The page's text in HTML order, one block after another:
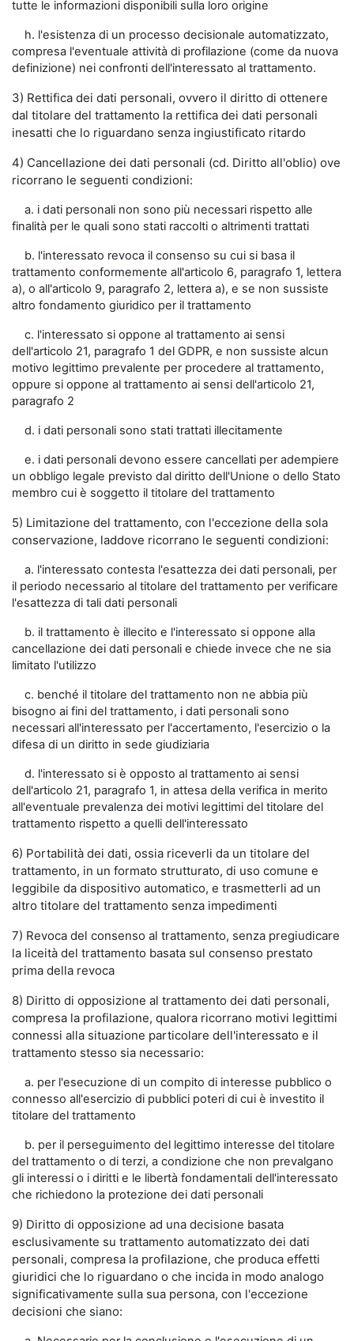
tutte le informazioni disponibili sulla loro origine
h. l'esistenza di un processo decisionale automatizzato,
compresa l'eventuale attività di profilazione (come da nuova
definizione) nei confronti dell'interessato al trattamento.
3) Rettifica dei dati personali, ovvero il diritto di ottenere
dal titolare del trattamento la rettifica dei dati personali
inesatti che lo riguardano senza ingiustificato ritardo
4) Cancellazione dei dati personali (cd. Diritto all'oblio) ove
ricorrano le seguenti condizioni:
a. i dati personali non sono più necessari rispetto alle
finalità per le quali sono stati raccolti o altrimenti trattati
b. l'interessato revoca il consenso su cui si basa il
trattamento conformemente all'articolo 6, paragrafo 1, lettera
a), o all'articolo 9, paragrafo 2, lettera a), e se non sussiste
altro fondamento giuridico per il trattamento
c. l'interessato si oppone al trattamento ai sensi
dell'articolo 21, paragrafo 1 del GDPR, e non sussiste alcun
motivo legittimo prevalente per procedere al trattamento,
oppure si oppone al trattamento ai sensi dell'articolo 21,
paragrafo 2
d. i dati personali sono stati trattati illecitamente
e. i dati personali devono essere cancellati per adempiere
un obbligo legale previsto dal diritto dell'Unione o dello Stato
membro cui è soggetto il titolare del trattamento
5) Limitazione del trattamento, con l'eccezione della sola
conservazione, laddove ricorrano le seguenti condizioni:
a. l'interessato contesta l'esattezza dei dati personali, per
il periodo necessario al titolare del trattamento per verificare
l'esattezza di tali dati personali
b. il trattamento è illecito e l'interessato si oppone alla
cancellazione dei dati personali e chiede invece che ne sia
limitato l'utilizzo
c. benché il titolare del trattamento non ne abbia più
bisogno ai fini del trattamento, i dati personali sono
necessari all'interessato per l'accertamento, l'esercizio o la
difesa di un diritto in sede giudiziaria
d. l'interessato si è opposto al trattamento ai sensi
dell'articolo 21, paragrafo 1, in attesa della verifica in merito
all'eventuale prevalenza dei motivi legittimi del titolare del
trattamento rispetto a quelli dell'interessato
6) Portabilità dei dati, ossia riceverli da un titolare del
trattamento, in un formato strutturato, di uso comune e
leggibile da dispositivo automatico, e trasmetterli ad un
altro titolare del trattamento senza impedimenti
7) Revoca del consenso al trattamento, senza pregiudicare
la liceità del trattamento basata sul consenso prestato
prima della revoca
8) Diritto di opposizione al trattamento dei dati personali,
compresa la profilazione, qualora ricorrano motivi legittimi
connessi alla situazione particolare dell'interessato e il
trattamento stesso sia necessario:
a. per l'esecuzione di un compito di interesse pubblico o
connesso all'esercizio di pubblici poteri di cui è investito il
titolare del trattamento
b. per il perseguimento del legittimo interesse del titolare
del trattamento o di terzi, a condizione che non prevalgano
gli interessi o i diritti e le libertà fondamentali dell'interessato
che richiedono la protezione dei dati personali
9) Diritto di opposizione ad una decisione basata
esclusivamente su trattamento automatizzato dei dati
personali, compresa la profilazione, che produca effetti
giuridici che lo riguardano o che incida in modo analogo
significativamente sulla sua persona, con l'eccezione
decisioni che siano: